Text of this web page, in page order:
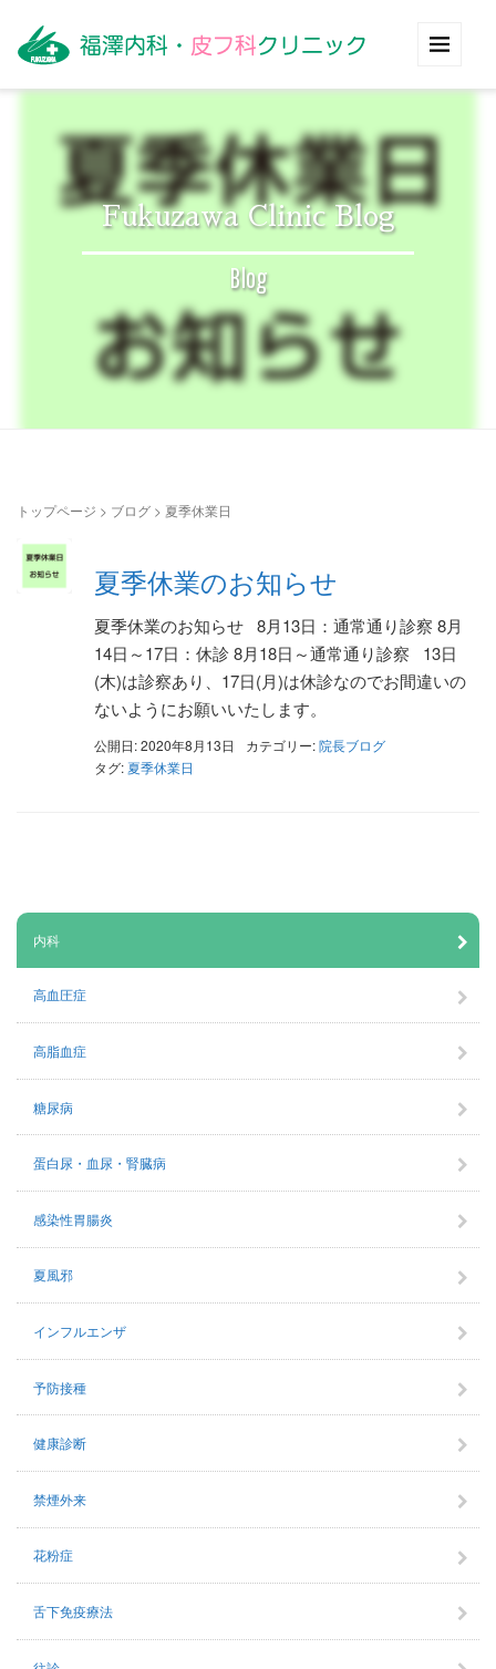
Fukuzawa Clinic Blog
Blog
トップページ > ブログ > 夏季休業日
夏季休業のお知らせ
夏季休業のお知らせ 8月13日：通常通り診察 8月
14日～17日：休診 8月18日～通常通り診察 13日
(木)は診察あり、17日(月)は休診なのでお間違いの
ないようにお願いいたします。
公開日: 2020年8月13日 カテゴリー:院長ブログ
タグ: 夏季休業日
内科
高血圧症
高脂血症
糖尿病
蛋白尿・血尿・腎臓病
感染性胃腸炎
夏風邪
インフルエンザ
予防接種
健康診断
禁煙外来
花粉症
舌下免疫療法